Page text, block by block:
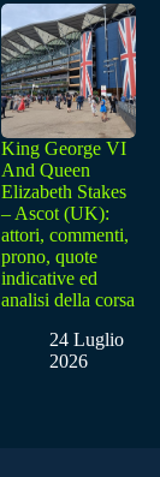
King George VI
And Queen
Elizabeth Stakes
– Ascot (UK):
attori, commenti,
prono, quote
indicative ed
analisi della corsa
24 Luglio
2026